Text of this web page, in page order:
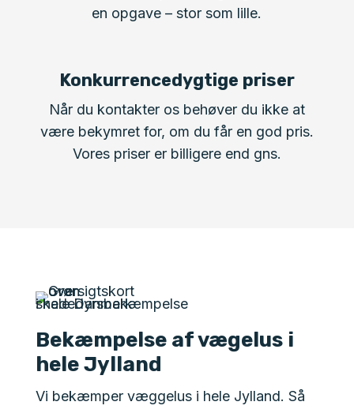
en opgave – stor som lille.
Konkurrencedygtige priser
Når du kontakter os behøver du ikke at
være bekymret for, om du får en god pris.
Vores priser er billigere end gns.
Bekæmpelse af vægelus i
hele Jylland
Vi bekæmper væggelus i hele Jylland. Så